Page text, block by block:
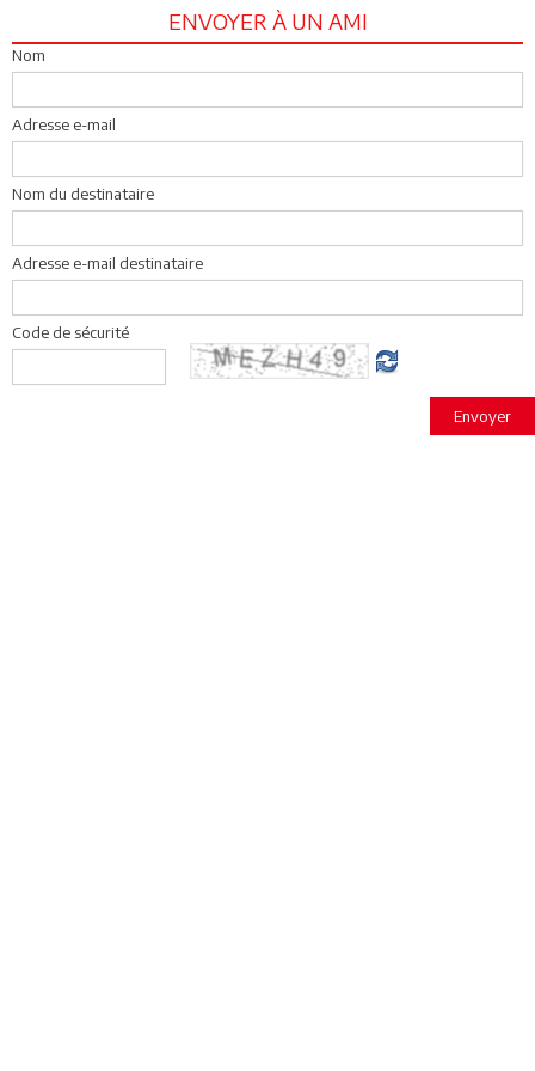
ENVOYER À UN AMI
Nom
Adresse e-mail
Nom du destinataire
Adresse e-mail destinataire
Code de sécurité
Envoyer